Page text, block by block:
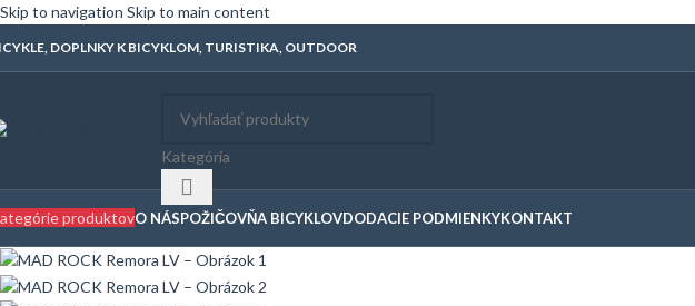
Skip to navigation Skip to main content
DOPLNKY K BICYKLOM, TURISTIKA, OUTDOOR
Kategória
produktovO NÁSPOŽIČOVŇA BICYKLOVDODACIE PODMIENKYKONTAKT